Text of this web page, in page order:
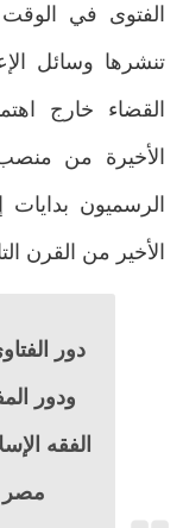
الفتوى في
تنشرها وسائل
القضاء خارج
الأخيرة من
الرسميون بدايات
الأخير من القرن
دور
ودور
الفقه
مصر